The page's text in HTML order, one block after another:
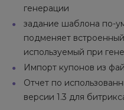
генерации
задание шаблона по-
подменяет
используемый при
Импорт купонов из
Отчет по
версии 1.3 для